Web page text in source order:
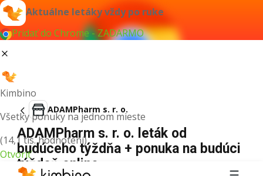
Aktuálne letáky vždy po ruke
Pridať do Chrome - ZADARMO
Kimbino
Všetky ponuky na jednom mieste
(14,1 tis. hodnotení)
Otvoriť
ADAMPharm s. r. o.
ADAMPharm s. r. o. leták od
budúceho týždňa + ponuka na budúci
týždeň online